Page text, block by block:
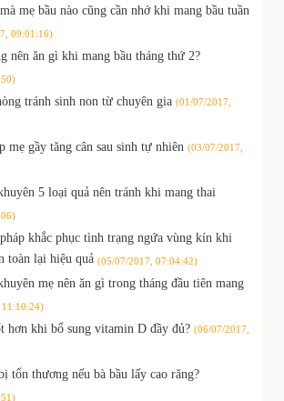
mẹ bầu nào cũng cần nhớ khi mang bầu tuần
09:01:16)
nên ăn gì khi mang bầu tháng thứ 2?
tránh sinh non từ chuyên gia (01/07/2017,
mẹ gầy tăng cân sau sinh tự nhiên (03/07/2017,
5 loại quả nên tránh khi mang thai
khắc phục tình trạng ngứa vùng kín khi
toàn lại hiệu quả (05/07/2017, 07:04:42)
mẹ nên ăn gì trong tháng đầu tiên mang
hơn khi bổ sung vitamin D đầy đủ? (06/07/2017,
tổn thương nếu bà bầu lấy cao răng?